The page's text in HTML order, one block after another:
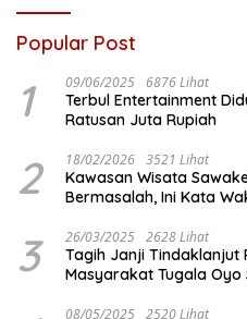
Popular Post
1 09/06/2025 6876 Lihat
Terbul Entertainment
Ratusan Juta Rupiah
2 18/02/2026 3521 Lihat
Kawasan Wisata
Bermasalah, Ini Kata
3 26/03/2025 2628 Lihat
Tagih Janji Tindaklanjut
Masyarakat Tugala Oyo
08/05/2025 2520 Lihat